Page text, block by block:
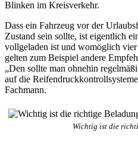
Blinken im Kreisverkehr.
Dass ein Fahrzeug vor der
Zustand sein sollte, ist eigentlich
vollgeladen ist und womöglich
gelten zum Beispiel andere
„Den sollte man ohnehin
auf die
Fachmann.
Wichtig ist die